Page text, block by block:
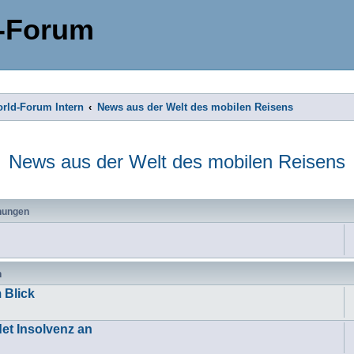
Forum Intern
News aus der Welt des mobilen Reisens
News aus der Welt des mobilen Reisens
Blick
Insolvenz an